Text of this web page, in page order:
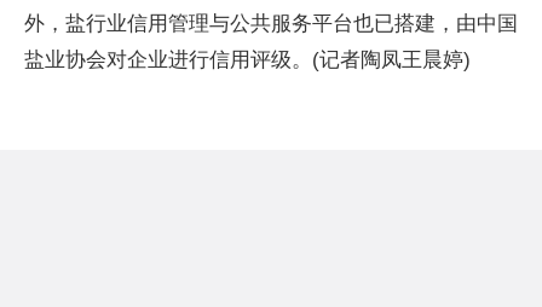
外，盐行业信用管理与公共服务平台也已搭建，由中国
盐业协会对企业进行信用评级。(记者陶凤王晨婷)